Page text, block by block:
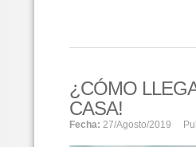
¿CÓMO
CASA!
Fecha: 27/agosto/2019